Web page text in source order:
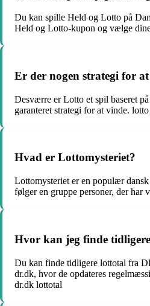
Du kan spille Held og Lotto på
Held og Lotto-kupon og vælge
Er der nogen strategi for
Desværre er Lotto et spil baseret
garanteret strategi for at vinde.
Hvad er Lottomysteriet?
Lottomysteriet er en populær
følger en gruppe personer, der har
Hvor kan jeg finde
Du kan finde tidligere lottotal fra
dr.dk, hvor de opdateres
dr.dk lottotal